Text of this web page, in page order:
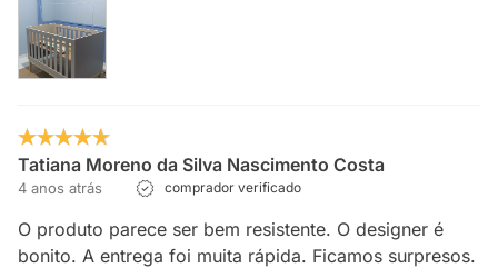
Tatiana Moreno da Silva Nascimento Costa
4 anos atrás comprador verificado
O produto parece ser bem resistente. O designer é
bonito. A entrega foi muita rápida. Ficamos surpresos.